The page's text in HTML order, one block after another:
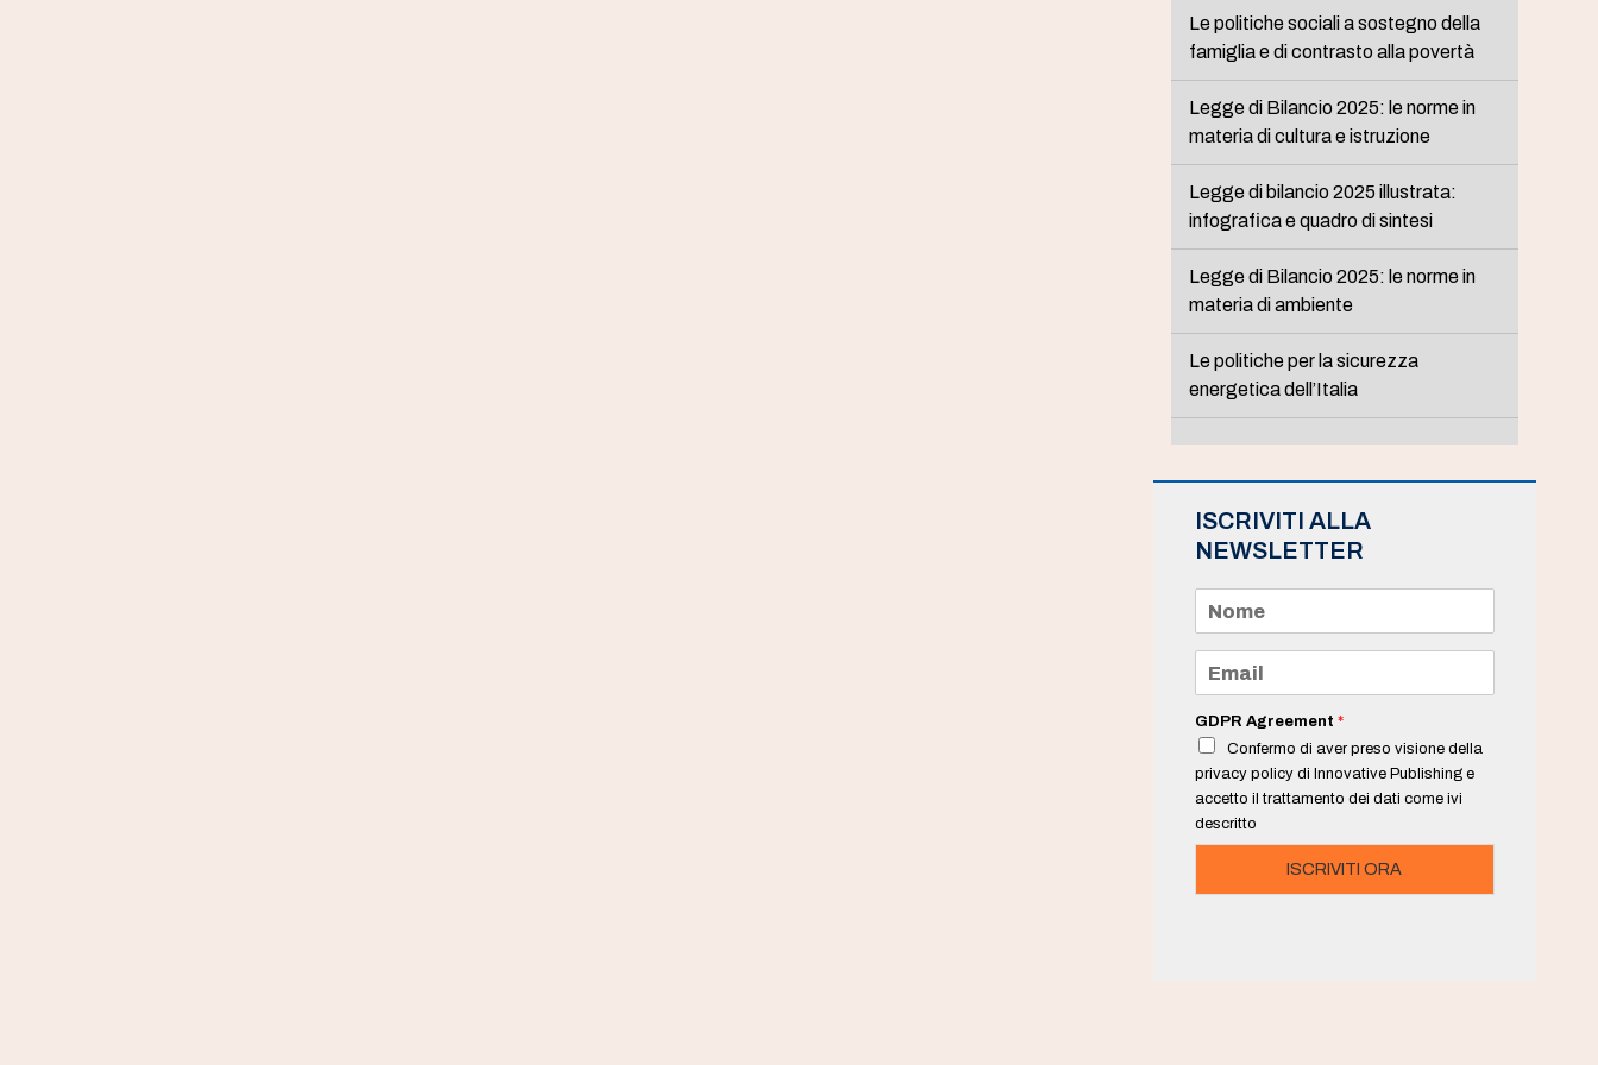
Le politiche sociali a sostegno della
famiglia e di contrasto alla povertà
Legge di Bilancio 2025: le norme in
materia di cultura e istruzione
Legge di bilancio 2025 illustrata:
infografica e quadro di sintesi
Legge di Bilancio 2025: le norme in
materia di ambiente
Le politiche per la sicurezza
energetica dell’Italia
ISCRIVITI ALLA
NEWSLETTER
m
e
a
i
*
GDPR Agreement *
Confermo di aver preso visione della
privacy policy di Innovative Publishing e
accetto il trattamento dei dati come ivi
descritto
ISCRIVITI ORA